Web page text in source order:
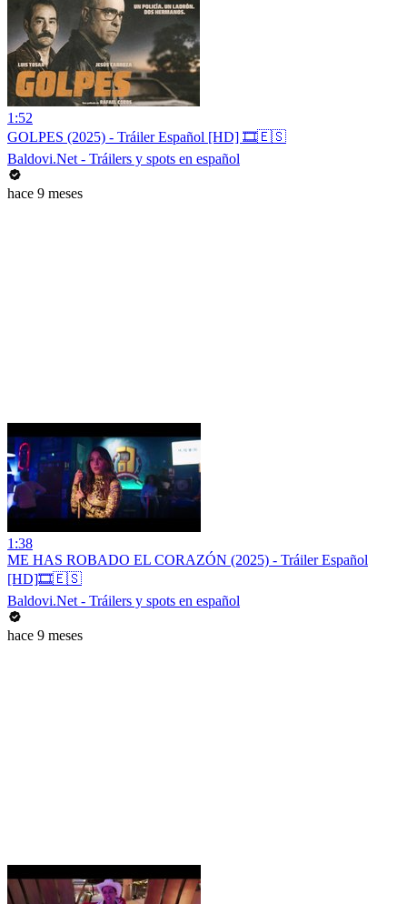
1:52
GOLPES (2025) - Tráiler Español [HD] 🎞️🇪🇸
Baldovi.Net - Tráilers y spots en español
hace 9 meses
1:38
ME HAS ROBADO EL CORAZÓN (2025) - Tráiler Español
[HD]🎞️🇪🇸
Baldovi.Net - Tráilers y spots en español
hace 9 meses